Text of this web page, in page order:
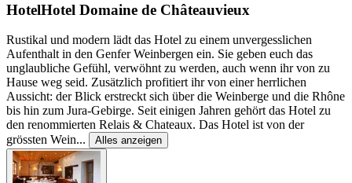
HotelHotel Domaine de Châteauvieux
Rustikal und modern lädt das Hotel zu einem unvergesslichen
Aufenthalt in den Genfer Weinbergen ein. Sie geben euch das
unglaubliche Gefühl, verwöhnt zu werden, auch wenn ihr von zu
Hause weg seid. Zusätzlich profitiert ihr von einer herrlichen
Aussicht: der Blick erstreckt sich über die Weinberge und die Rhône
bis hin zum Jura-Gebirge. Seit einigen Jahren gehört das Hotel zu
den renommierten Relais & Chateaux. Das Hotel ist von der
grössten Wein... Alles anzeigen